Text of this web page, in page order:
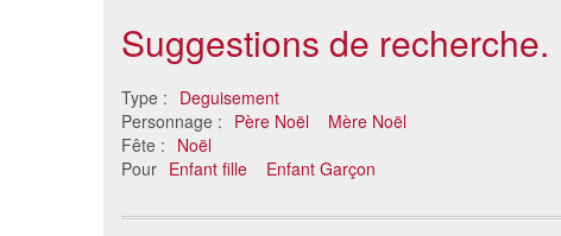
Suggestions de recherche.
Type : Deguisement
Personnage : Père Noël
Mère Noël
Fête : Noël
Pour Enfant fille Enfant Garçon
enfant 3/5 ans
32 €